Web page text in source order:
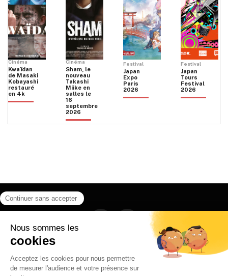
Cinéma
Kwaïdan
de Masaki
Kobayashi
restauré
en 4k
Cinéma
Sham, le
nouveau
Takashi
Miike en
salles le
16
septembre
2026
Festival
Japan
Expo
Paris
2026
Festival
Japan
Tours
Festival
2026
Instagram
CONTACT
POLITIQUE DE CONFIDENTIALITÉ